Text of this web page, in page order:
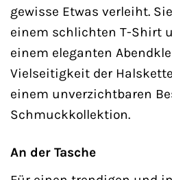
gewisse Etwas verleiht.
einem schlichten T-Shirt
einem eleganten
Vielseitigkeit der
einem unverzichtbaren
Schmuckkollektion.
An der Tasche